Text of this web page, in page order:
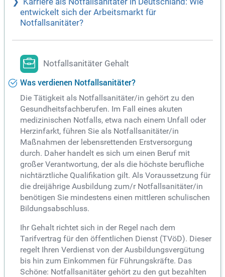
entwickelt sich der Arbeitsmarkt für
Notfallsanitäter?
Notfallsanitäter Gehalt
Was verdienen Notfallsanitäter?
Die Tätigkeit als Notfallsanitäter/in gehört zu den
Gesundheitsfachberufen. Im Fall eines akuten
medizinischen Notfalls, etwa nach einem Unfall oder
Herzinfarkt, führen Sie als Notfallsanitäter/in
Maßnahmen der lebensrettenden Erstversorgung
durch. Daher handelt es sich um einen Beruf mit
großer Verantwortung, der als die höchste berufliche
nichtärztliche Qualifikation gilt. Als Voraussetzung für
die dreijährige Ausbildung zum/r Notfallsanitäter/in
benötigen Sie mindestens einen mittleren schulischen
Bildungsabschluss.
Ihr Gehalt richtet sich in der Regel nach dem
Tarifvertrag für den öffentlichen Dienst (TVöD). Dieser
regelt Ihren Verdienst von der Ausbildungsvergütung
bis hin zum Einkommen für Führungskräfte. Das
Schöne: Notfallsanitäter gehört zu den gut bezahlten